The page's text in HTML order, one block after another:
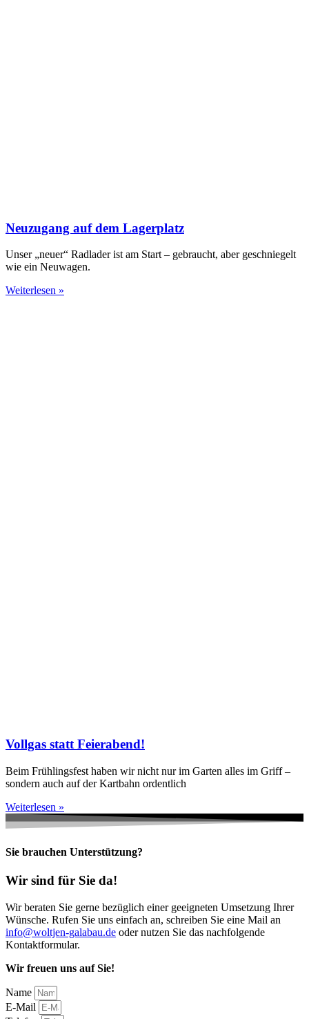
Neuzugang auf dem Lagerplatz
Unser „neuer“ Radlader ist am Start – gebraucht, aber geschniegelt
wie ein Neuwagen.
Weiterlesen »
Vollgas statt Feierabend!
Beim Frühlingsfest haben wir nicht nur im Garten alles im Griff –
sondern auch auf der Kartbahn ordentlich
Weiterlesen »
Sie brauchen Unterstützung?
Wir sind für Sie da!
Wir beraten Sie gerne bezüglich einer geeigneten Umsetzung Ihrer
Wünsche. Rufen Sie uns einfach an, schreiben Sie eine Mail an
info@woltjen-galabau.de oder nutzen Sie das nachfolgende
Kontaktformular.
Wir freuen uns auf Sie!
Name
E-Mail